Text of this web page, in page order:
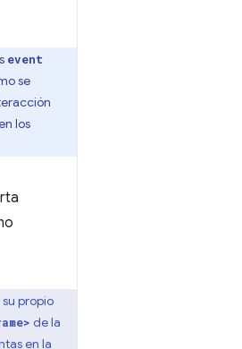
event
se
los
propio
de la
en la